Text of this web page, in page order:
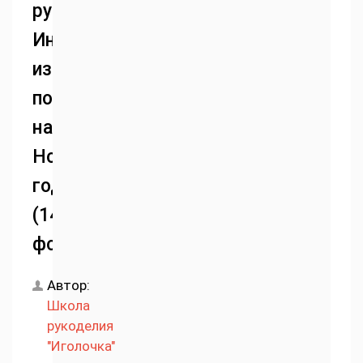
руками.
Инструкция
изготовления
поделки
на
Новый
год
(140
фото)
Автор:
Школа
рукоделия
"Иголочка"